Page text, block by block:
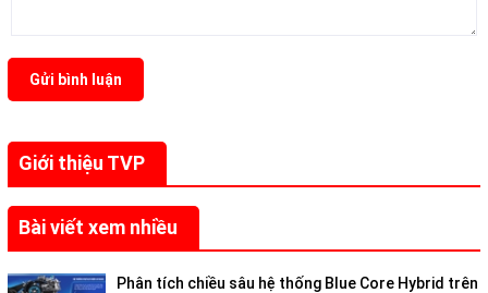
Giới thiệu TVP
Bài viết xem nhiều
Phân tích chiều sâu hệ thống Blue Core Hybrid trên
Gửi bình luận